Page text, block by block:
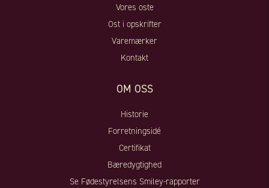
Vores oste
Ost i opskrifter
Varemærker
Kontakt
OM OSS
Historie
Forretningsidé
Certifikat
Bæredygtighed
Se Fødestyrelsens Smiley-rapporter